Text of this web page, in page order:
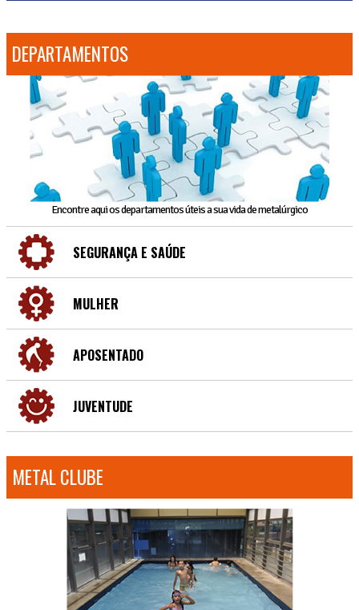
DEPARTAMENTOS
Encontre aqui os departamentos úteis a sua vida de metalúrgico
SEGURANÇA E SAÚDE
MULHER
APOSENTADO
JUVENTUDE
METAL CLUBE